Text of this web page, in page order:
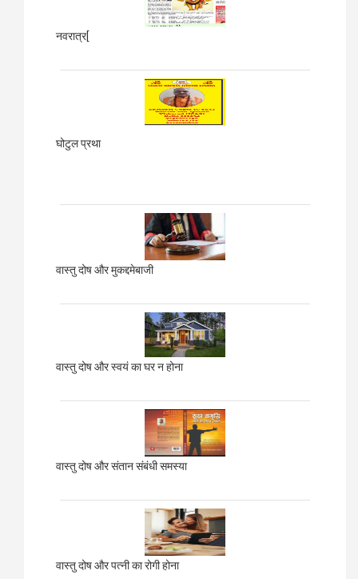
नवरात्र[
घोटुल प्रथा
वास्तु दोष और मुकद्दमेबाजी
वास्तु दोष और स्वयं का घर न होना
वास्तु दोष और संतान संबंधी समस्या
वास्तु दोष और पत्नी का रोगी होना